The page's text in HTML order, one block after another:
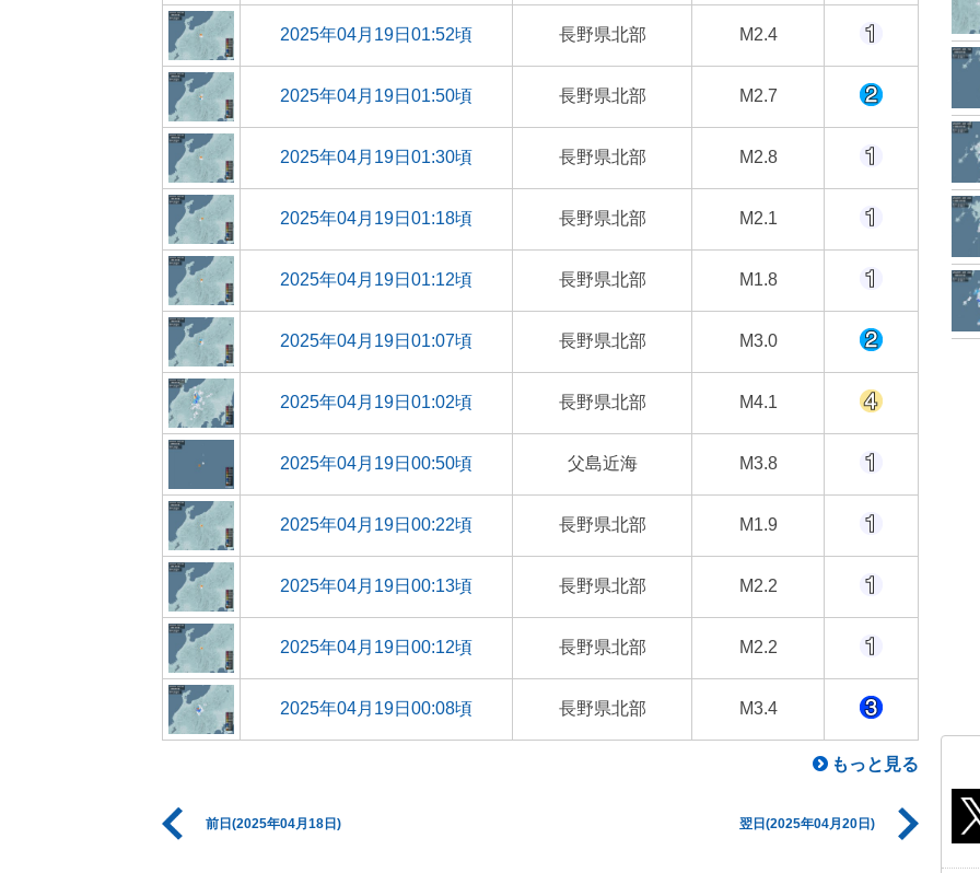
2025年04月19日01:52頃 長野県北部 M2.4
2025年04月19日01:50頃 長野県北部 M2.7
2025年04月19日01:30頃 長野県北部 M2.8
2025年04月19日01:18頃 長野県北部 M2.1
2025年04月19日01:12頃 長野県北部 M1.8
2025年04月19日01:07頃 長野県北部 M3.0
2025年04月19日01:02頃 長野県北部 M4.1
2025年04月19日00:50頃 父島近海 M3.8
2025年04月19日00:22頃 長野県北部 M1.9
2025年04月19日00:13頃 長野県北部 M2.2
2025年04月19日00:12頃 長野県北部 M2.2
2025年04月19日00:08頃 長野県北部 M3.4
もっと見る
前日(2025年04月18日) 翌日(2025年04月20日)